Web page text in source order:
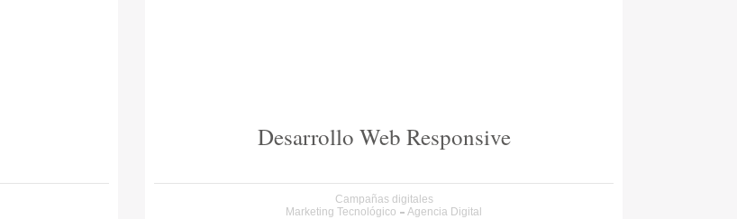
Desarrollo Web Responsive
Campañas digitales
Marketing Tecnológico
Agencia Digital